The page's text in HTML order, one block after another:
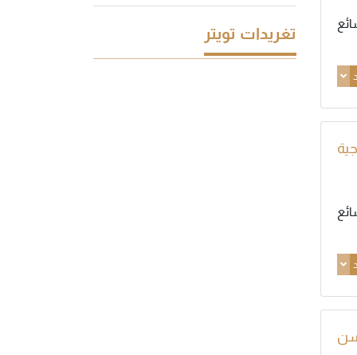
تغريدات تويتر